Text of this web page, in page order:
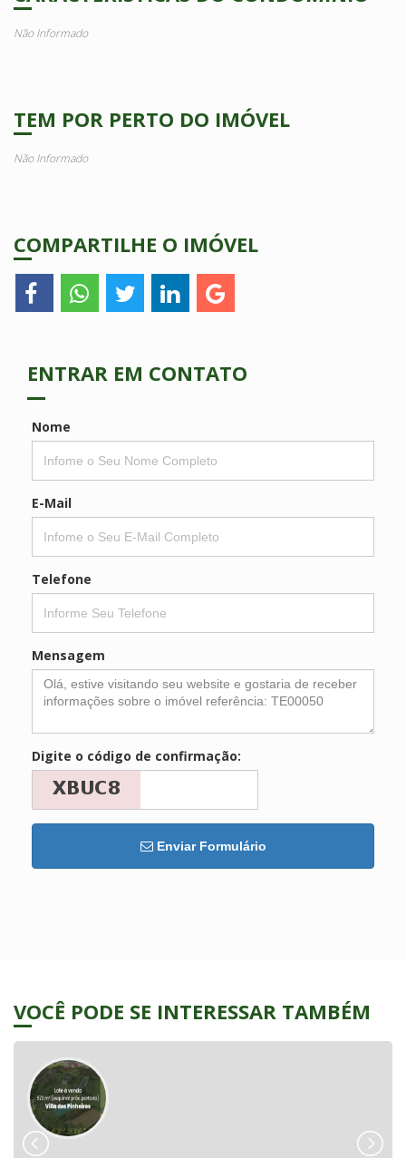
Não Informado
TEM POR PERTO DO IMÓVEL
Não Informado
COMPARTILHE O IMÓVEL
ENTRAR EM CONTATO
Nome
E-Mail
Telefone
Mensagem
Digite o código de confirmação:
Enviar Formulário
VOCÊ PODE SE INTERESSAR TAMBÉM